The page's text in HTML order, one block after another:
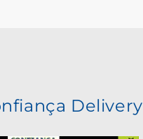
Delivery